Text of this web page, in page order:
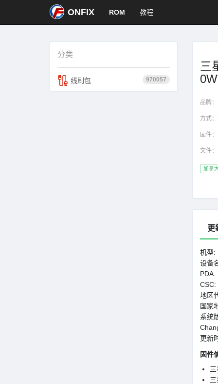
ONFIX ROM 教程
分类
970057
线刷包
三
品牌：
方式：
固件：
文件：
加拿
更
机型:
设备
PDA:
CSC:
地区
国家
系统
更新
固件